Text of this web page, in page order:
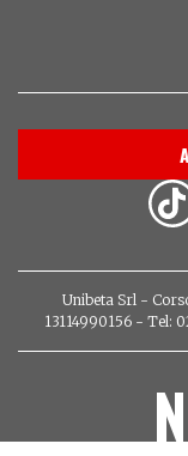
Unibeta Srl -
13114990156 - Tel: